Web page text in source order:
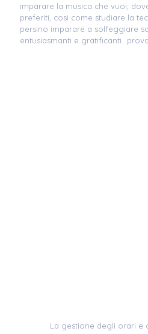
imparare la musica che vuoi,
preferiti, così come studiare la
persino imparare a solfeggiare
entusiasmanti e
La gestione degli orari e